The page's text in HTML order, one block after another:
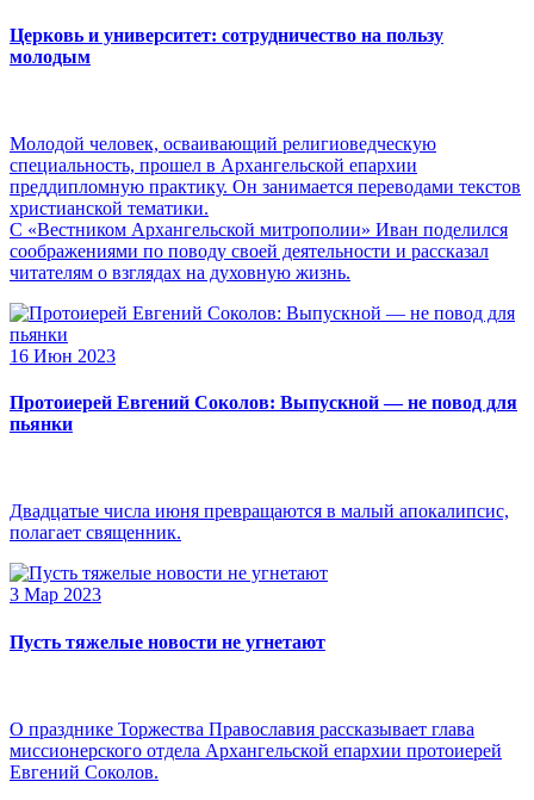
Церковь и университет: сотрудничество на пользу
молодым
Молодой человек, осваивающий религиоведческую
специальность, прошел в Архангельской епархии
преддипломную практику. Он занимается переводами текстов
христианской тематики.
С «Вестником Архангельской митрополии» Иван поделился
соображениями по поводу своей деятельности и рассказал
читателям о взглядах на духовную жизнь.
16 Июн 2023
Протоиерей Евгений Соколов: Выпускной — не повод для
пьянки
Двадцатые числа июня превращаются в малый апокалипсис,
полагает священник.
3 Мар 2023
Пусть тяжелые новости не угнетают
О празднике Торжества Православия рассказывает глава
миссионерского отдела Архангельской епархии протоиерей
Евгений Соколов.